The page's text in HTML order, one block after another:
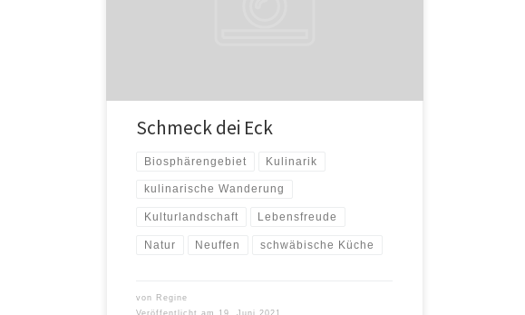
Schmeck dei Eck
Biosphärengebiet Kulinarik
kulinarische Wanderung
Kulturlandschaft Lebensfreude
Natur Neuffen schwäbische Küche
von Regine